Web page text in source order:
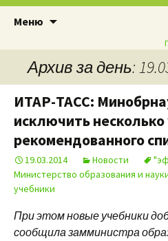
Меню
Архив за день:
ИТАР-ТАСС:
исключить несколько
рекомендованного
19.03.2014 Новости
Министерство образования и
учебники
При этом новые учебники
сообщила замминистра